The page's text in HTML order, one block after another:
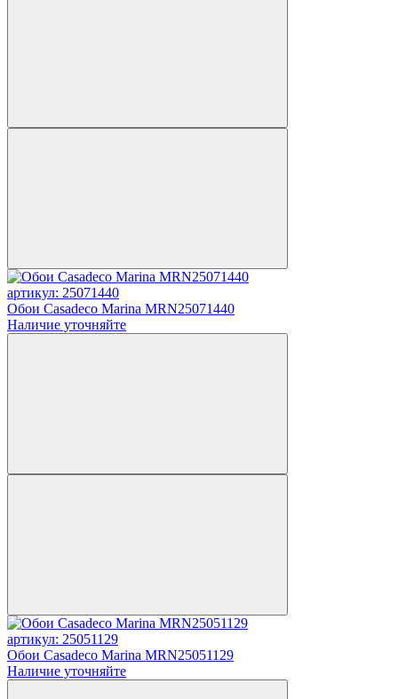
артикул: 25071440
Обои Casadeco Marina MRN25071440
Наличие уточняйте
артикул: 25051129
Обои Casadeco Marina MRN25051129
Наличие уточняйте